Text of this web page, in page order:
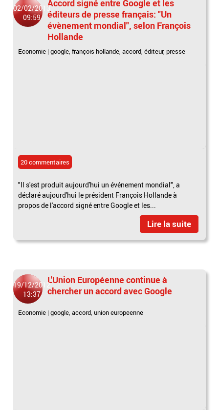
02/02/2013
09:59
Accord signé entre Google et les
éditeurs de presse français: "Un
évènement mondial", selon François
Hollande
Economie |google,françois hollande,accord,éditeur, presse
20 commentaires
"Il s'est produit aujourd'hui un événement mondial", a
déclaré aujourd'hui le président François Hollande à
propos de l'accord signé entre Google et les...
Lire la suite
19/12/2012
13:37
L'Union Européenne continue à
chercher un accord avec Google
Economie |google,accord,union europeenne